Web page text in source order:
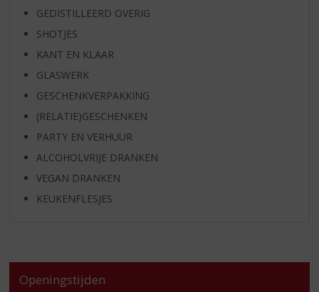
GEDISTILLEERD OVERIG
SHOTJES
KANT EN KLAAR
GLASWERK
GESCHENKVERPAKKING
(RELATIE)GESCHENKEN
PARTY EN VERHUUR
ALCOHOLVRIJE DRANKEN
VEGAN DRANKEN
KEUKENFLESJES
Openingstijden